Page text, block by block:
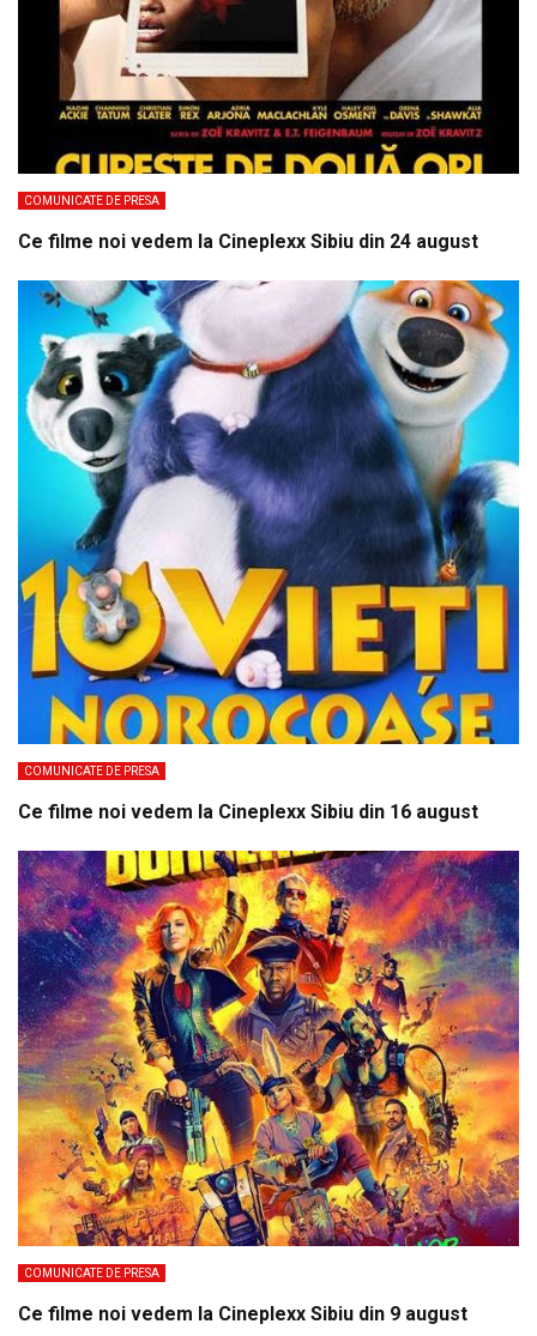
COMUNICATE DE PRESA
Ce filme noi vedem la Cineplexx Sibiu din 24 august
COMUNICATE DE PRESA
Ce filme noi vedem la Cineplexx Sibiu din 16 august
COMUNICATE DE PRESA
Ce filme noi vedem la Cineplexx Sibiu din 9 august